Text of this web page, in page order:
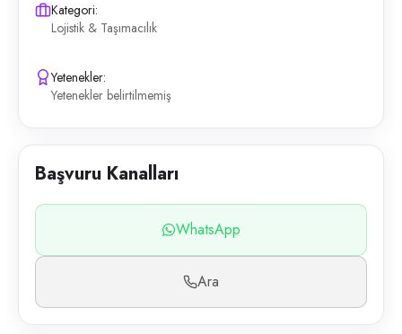
Kategori:
Lojistik & Taşımacılık
Yetenekler:
Yetenekler belirtilmemiş
Başvuru Kanalları
WhatsApp
Ara